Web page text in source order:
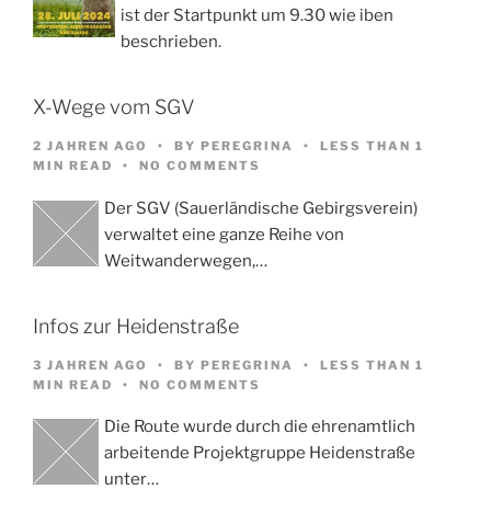
ist der Startpunkt um 9.30 wie iben
beschrieben.
X-Wege vom SGV
2 JAHREN AGO BY PEREGRINA
LESS THAN 1
MIN READ
NO COMMENTS
Der SGV (Sauerländische Gebirgsverein)
verwaltet eine ganze Reihe von
Weitwanderwegen,…
Infos zur Heidenstraße
3 JAHREN AGO BY PEREGRINA
LESS THAN 1
MIN READ
NO COMMENTS
Die Route wurde durch die ehrenamtlich
arbeitende Projektgruppe Heidenstraße
unter…